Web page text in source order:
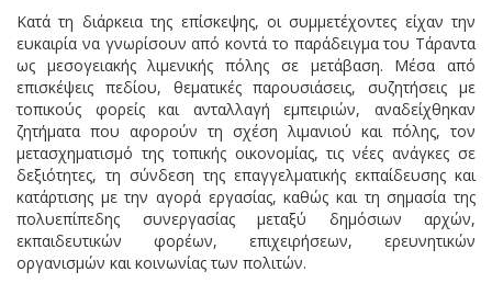
Κατά τη διάρκεια της επίσκεψης, οι συμμετέχοντες είχαν την
ευκαιρία να γνωρίσουν από κοντά το παράδειγμα του Τάραντα
ως μεσογειακής λιμενικής πόλης σε μετάβαση. Μέσα από
επισκέψεις πεδίου, θεματικές παρουσιάσεις, συζητήσεις με
τοπικούς φορείς και ανταλλαγή εμπειριών, αναδείχθηκαν
ζητήματα που αφορούν τη σχέση λιμανιού και πόλης, τον
μετασχηματισμό της τοπικής οικονομίας, τις νέες ανάγκες σε
δεξιότητες, τη σύνδεση της επαγγελματικής εκπαίδευσης και
κατάρτισης με την αγορά εργασίας, καθώς και τη σημασία της
πολυεπίπεδης συνεργασίας μεταξύ δημόσιων αρχών,
εκπαιδευτικών φορέων, επιχειρήσεων, ερευνητικών
οργανισμών και κοινωνίας των πολιτών.